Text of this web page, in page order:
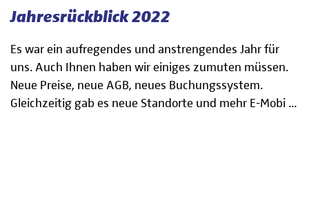
Jahresrückblick 2022
Es war ein aufregendes und anstrengendes Jahr für
uns. Auch Ihnen haben wir einiges zumuten müssen.
Neue Preise, neue AGB, neues Buchungssystem.
Gleichzeitig gab es neue Standorte und mehr E-Mobi ...